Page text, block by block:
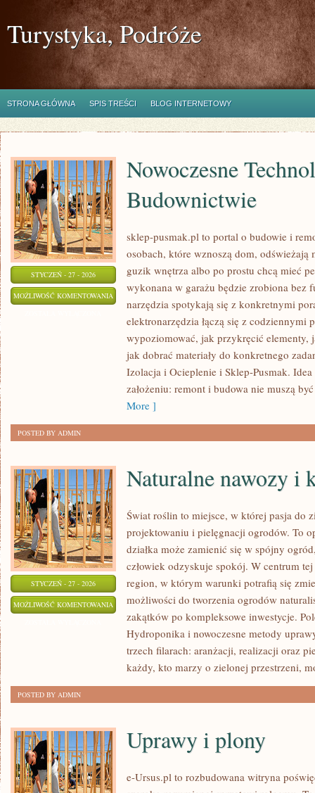
Turystyka, Podróże
STRONA GŁÓWNA SPIS TREŚCI BLOG INTERNETOWY
STYCZEŃ - 27 - 2026
MOŻLIWOŚĆ KOMENTOWANIA NOWOCZESNE
TECHNOLOGIE
BUDOWNICTWIE
Nowoczesne
Budownictwie
sklep-pusmak.pl to portal o budowie i
osobach, które wznoszą dom, odświeżają
guzik wnętrza albo po prostu chcą mieć
wykonana w garażu będzie zrobiona bez
narzędzia spotykają się z konkretnymi
elektronarzędzia łączą się z codziennymi
wypoziomować, jak przykręcić elementy,
jak dobrać materiały do konkretnego
Izolacja i Ocieplenie i Sklep-Pusmak.
założeniu: remont i budowa nie muszą
More ]
POSTED BY ADMIN
STYCZEŃ - 27 - 2026
MOŻLIWOŚĆ KOMENTOWANIA NATURALNE
NAWOZY
KOMPOSTOWANIE
Naturalne nawozy i
Świat roślin to miejsce, w której pasja do
projektowaniu i pielęgnacji ogrodów. To
działka może zamienić się w spójny
człowiek odzyskuje spokój. W centrum
region, w którym warunki potrafią się
możliwości do tworzenia ogrodów
zakątków po kompleksowe inwestycje.
Hydroponika i nowoczesne metody
trzech filarach: aranżacji, realizacji oraz
każdy, kto marzy o zielonej przestrzeni,
POSTED BY ADMIN
Uprawy i plony
e-Ursus.pl to rozbudowana witryna